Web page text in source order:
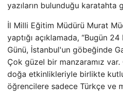
yazıların bulunduğu karatahta
İl Milli Eğitim Müdürü Murat
yaptığı açıklamada, “Bugün
Günü, İstanbul'un göbeğinde
Çok güzel bir manzaramız
doğa etkinlikleriyle birlikte
öğrencilere sadece Türkçe ve